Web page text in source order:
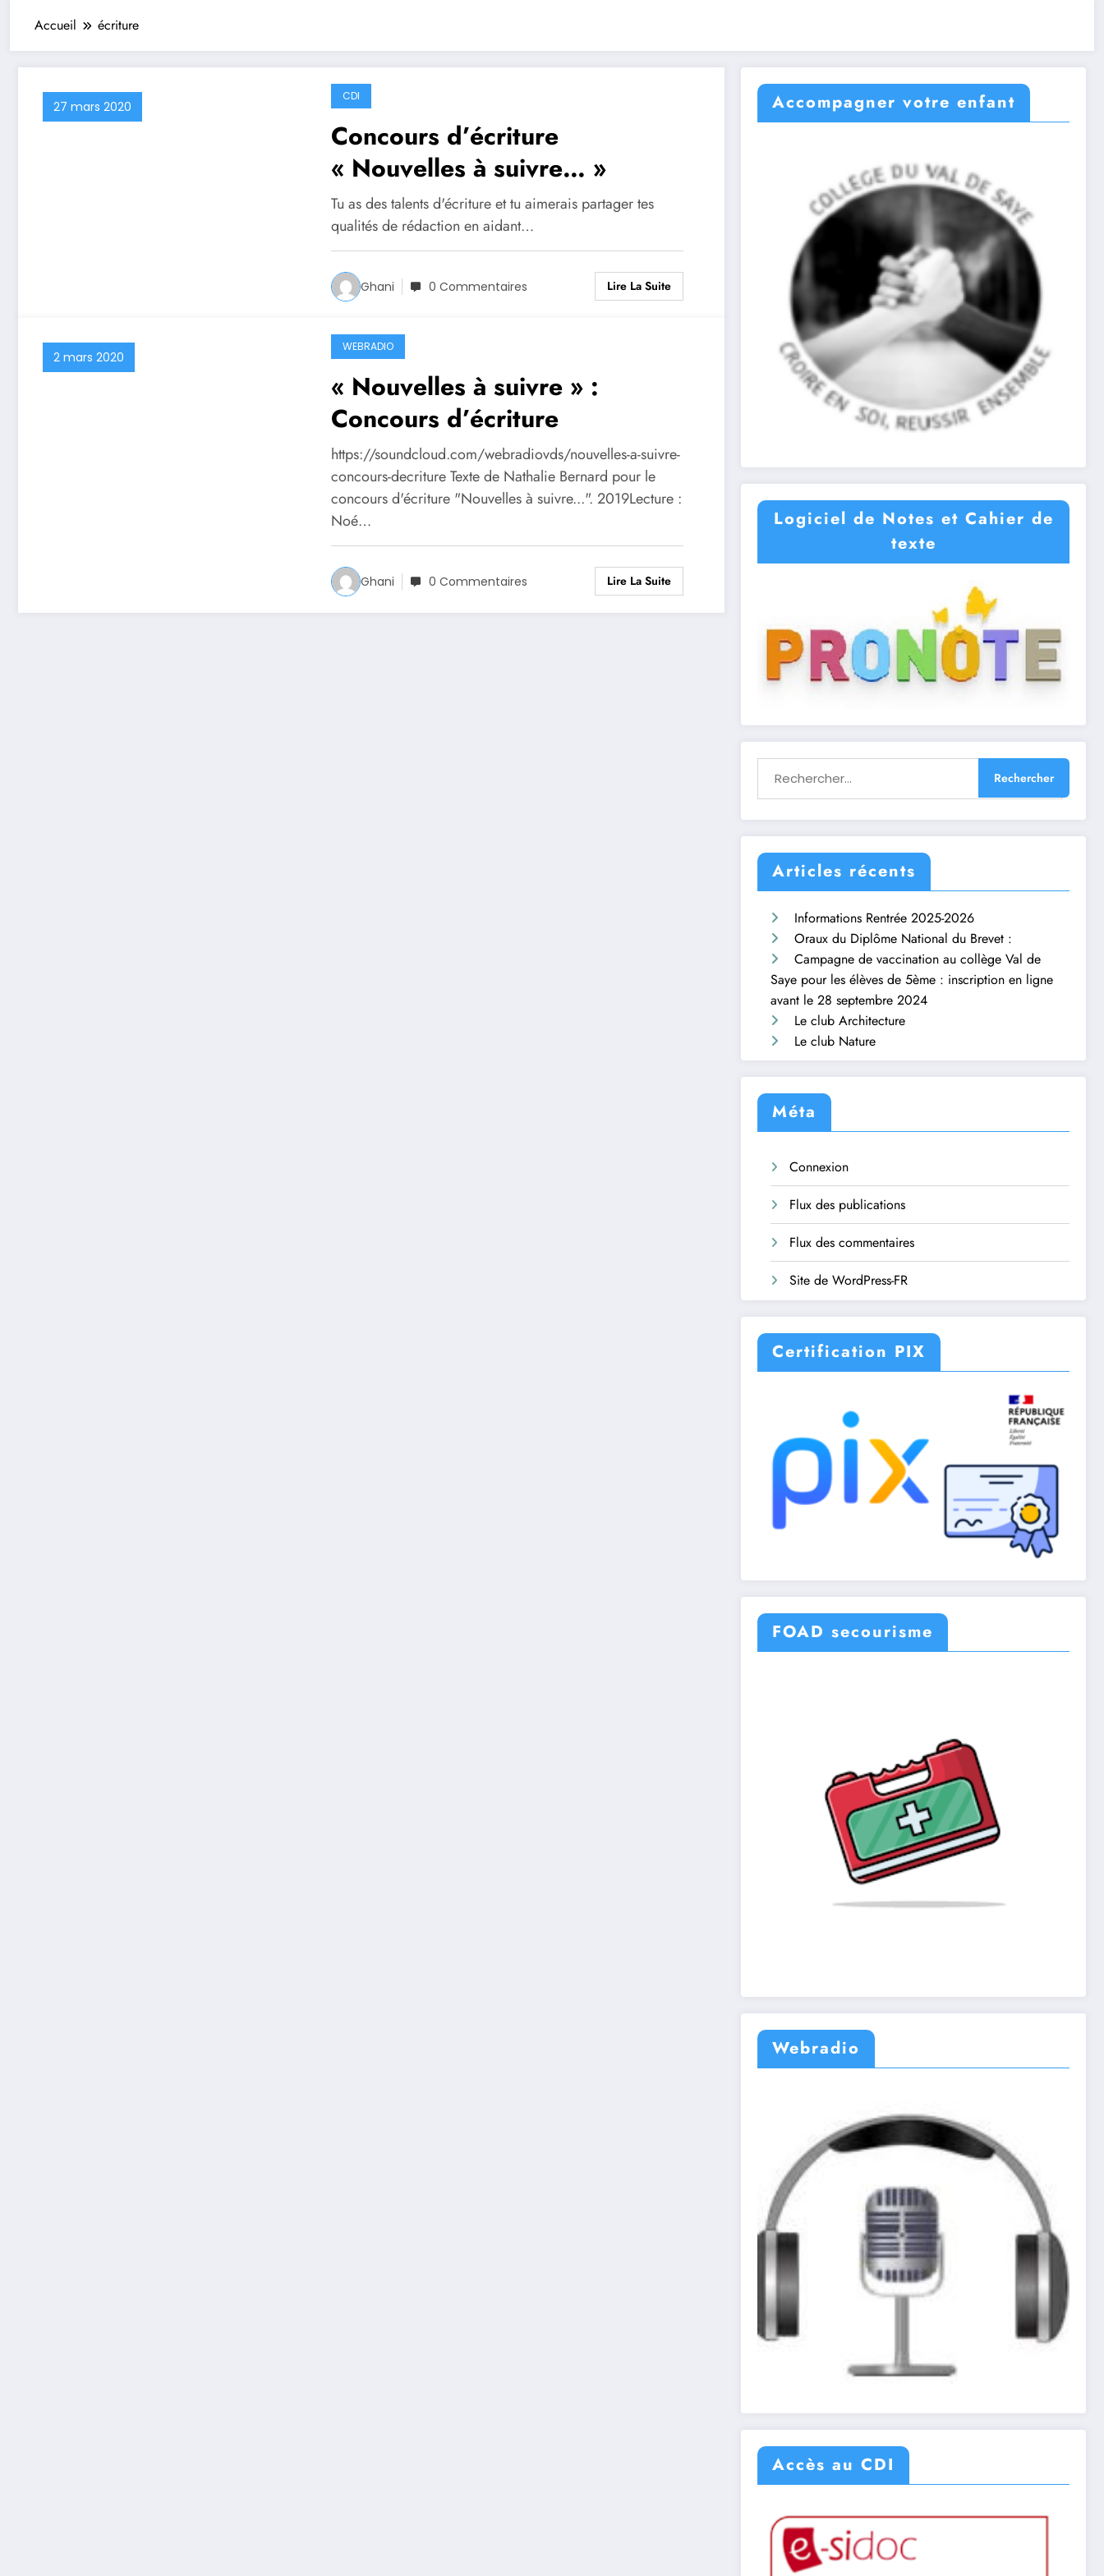
Accueil écriture
27 mars 2020
CDI
Concours d’écriture
« Nouvelles à suivre… »
Tu as des talents d'écriture et tu aimerais partager tes
qualités de rédaction en aidant…
Ghani 0 Commentaires Lire La Suite
2 mars 2020
WEBRADIO
« Nouvelles à suivre » :
Concours d’écriture
https://soundcloud.com/webradiovds/nouvelles-a-suivre-
concours-decriture Texte de Nathalie Bernard pour le
concours d'écriture "Nouvelles à suivre...". 2019Lecture :
Noé…
Ghani 0 Commentaires Lire La Suite
Accompagner votre enfant
Logiciel de Notes et Cahier de
texte
Articles récents
Informations Rentrée 2025-2026
Oraux du Diplôme National du Brevet :
Campagne de vaccination au collège Val de
Saye pour les élèves de 5ème : inscription en ligne
avant le 28 septembre 2024
Le club Architecture
Le club Nature
Méta
Connexion
Flux des publications
Flux des commentaires
Site de WordPress-FR
Certification PIX
FOAD secourisme
Webradio
Accès au CDI